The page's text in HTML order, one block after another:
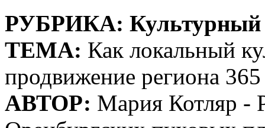
РУБРИКА: Культурный
ТЕМА: Как локальный
продвижение региона
АВТОР: Мария Котляр -